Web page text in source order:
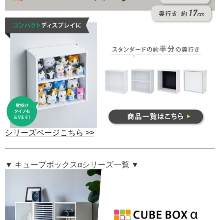
シリーズページこちら >>
▼ キューブボックスαシリーズ一覧 ▼